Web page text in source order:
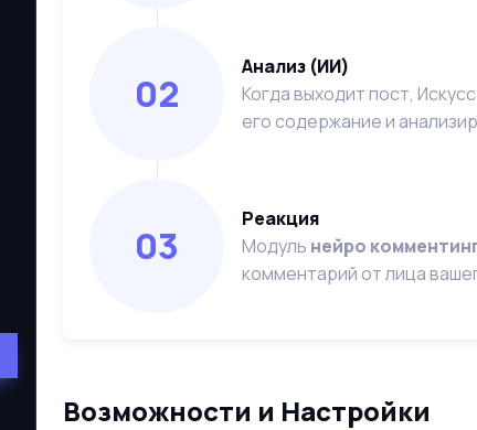
02
Анализ (ИИ)
Когда выходит пост,
его содержание и
03
Реакция
Модуль нейро
комментарий от лица
Возможности и Настройки